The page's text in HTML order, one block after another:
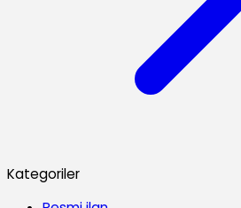
Kategoriler